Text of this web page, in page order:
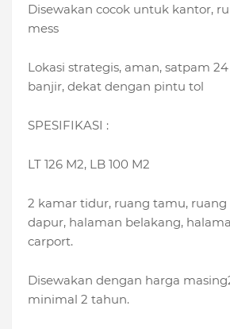
Disewakan cocok untuk kantor,
mess
Lokasi strategis, aman, satpam
banjir, dekat dengan pintu tol
SPESIFIKASI :
LT 126 M2, LB 100 M2
2 kamar tidur, ruang tamu, ruang
dapur, halaman belakang,
carport.
Disewakan dengan harga
minimal 2 tahun.